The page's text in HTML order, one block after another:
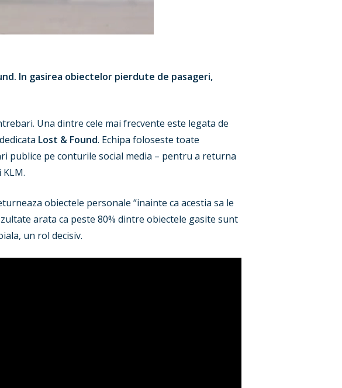
In gasirea obiectelor pierdute de pasageri,
Una dintre cele mai frecvente este legata de
Lost & Found. Echipa foloseste toate
publice pe conturile social media – pentru a returna
obiectele personale “inainte ca acestia sa le
arata ca peste 80% dintre obiectele gasite sunt
un rol decisiv.